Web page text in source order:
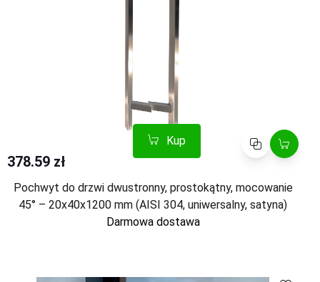
Kup Porównaj
378.59 zł
Pochwyt do drzwi dwustronny, prostokątny, mocowanie
45° – 20x40x1200 mm (AISI 304, uniwersalny, satyna)
Darmowa dostawa
Kup Porównaj